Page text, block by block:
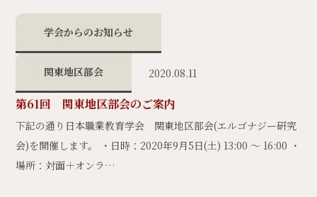
学会からのお知らせ
関東地区部会 2020.08.11
第61回 関東地区部会のご案内
下記の通り日本職業教育学会 関東地区部会(エルゴナジー研究
会)を開催します。 ・日時：2020年9月5日(土) 13:00 ～ 16:00 ・
場所：対面＋オンラ…